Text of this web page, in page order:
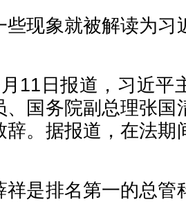
些现象就被解读为习
11日报道，习近平
、国务院副总理张国
辞。据报道，在法期
祥是排名第一的总管